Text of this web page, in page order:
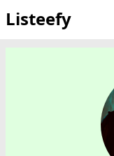
Listeefy